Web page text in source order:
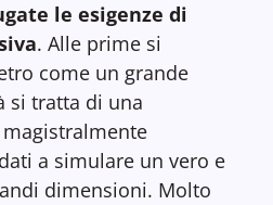
le esigenze di
. Alle prime si
come un grande
si tratta di una
a simulare un vero e
dimensioni. Molto